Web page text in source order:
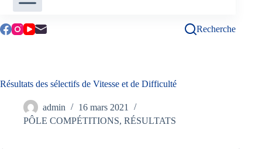
Recherche
Résultats des sélectifs de Vitesse et de Difficulté
admin
16 mars 2021
PÔLE COMPÉTITIONS, RÉSULTATS